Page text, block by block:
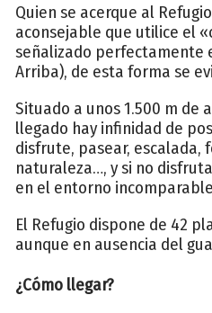
Quien se acerque al
aconsejable que utilice el
señalizado perfectamente
Arriba), de esta forma se
Situado a unos 1.500 m de
llegado hay infinidad de
disfrute, pasear, escalada,
naturaleza…, y si no
en el entorno
El Refugio dispone de 42
aunque en ausencia del
¿Cómo llegar?